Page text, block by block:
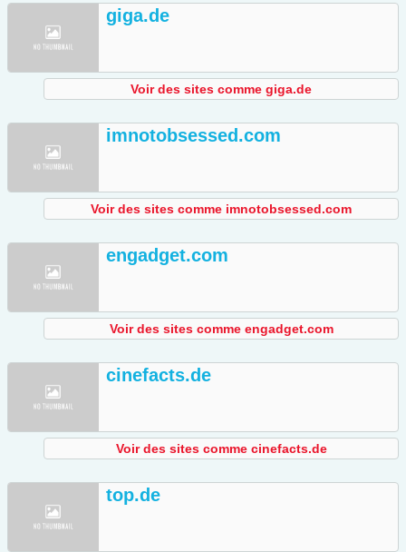
giga.de
Voir des sites comme giga.de
imnotobsessed.com
Voir des sites comme imnotobsessed.com
engadget.com
Voir des sites comme engadget.com
cinefacts.de
Voir des sites comme cinefacts.de
top.de